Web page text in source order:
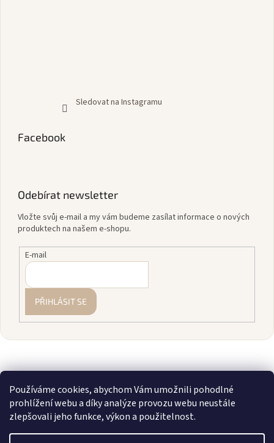
Používáme cookies, abychom Vám umožnili pohodlné
prohlížení webu a díky analýze provozu webu neustále
zlepšovali jeho funkce, výkon a použitelnost.
Sledovat na Instagramu
Facebook
Odebírat newsletter
Vložte svůj e-mail a my vám budeme zasílat informace o nových
produktech na našem e-shopu.
E-mail
PŘIHLÁSIT SE
Vytvořil Shoptet